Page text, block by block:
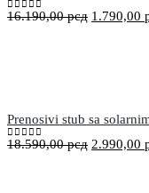
0out of 5
16.190,00рсд 1.790,00
Prenosivi stub sa
0out of 5
18.590,00рсд 2.990,00